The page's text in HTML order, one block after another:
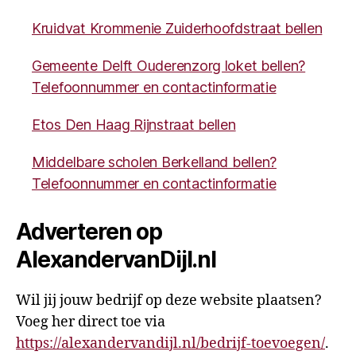
Kruidvat Krommenie Zuiderhoofdstraat bellen
Gemeente Delft Ouderenzorg loket bellen?
Telefoonnummer en contactinformatie
Etos Den Haag Rijnstraat bellen
Middelbare scholen Berkelland bellen?
Telefoonnummer en contactinformatie
Adverteren op
AlexandervanDijl.nl
Wil jij jouw bedrijf op deze website plaatsen?
Voeg her direct toe via
https://alexandervandijl.nl/bedrijf-toevoegen/.